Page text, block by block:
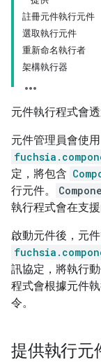
註冊元件執行元件
選取執行元件
重新命名執行者
架構執行器
元件執行程式會
元件管理員會使用
定，將包含
行元件。
執行程式會在支
啟動元件後，元
訊協定，將執行
程式會根據元件
令。
提供執行元